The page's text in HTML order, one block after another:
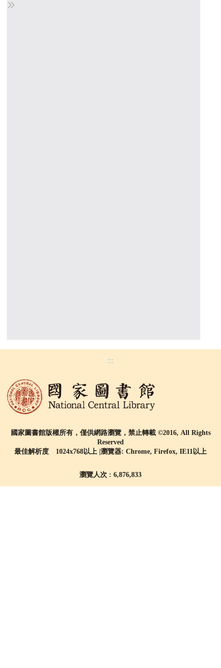
:::
國家圖書館版權所有，僅供網路瀏覽，禁止轉載 ©2016, All Rights
Reserved
最佳解析度 1024x768以上 |瀏覽器: Chrome, Firefox, IE11以上
瀏覽人次 : 6,876,833